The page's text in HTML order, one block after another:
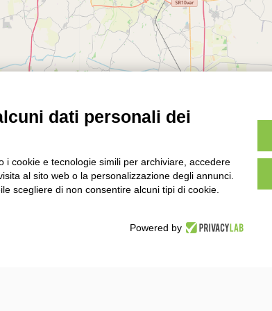
esclusive destinate ai soci coop e tantissime
dati personali dei
cookie e tecnologie simili per archiviare, accedere
al sito web o la personalizzazione degli annunci.
scegliere di non consentire alcuni tipi di cookie.
Powered by